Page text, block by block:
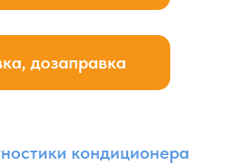
кондиционера